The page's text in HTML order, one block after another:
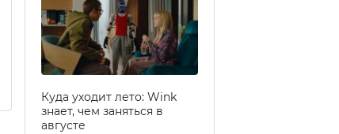
Куда уходит лето: Wink
знает, чем заняться в
августе